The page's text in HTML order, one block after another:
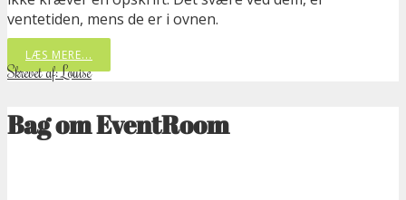
ventetiden, mens de er i ovnen.
LÆS MERE...
Skrevet af: Louise
Bag om EventRoom